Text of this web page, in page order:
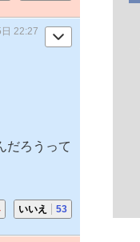
22:27
だろうって
いいえ 53